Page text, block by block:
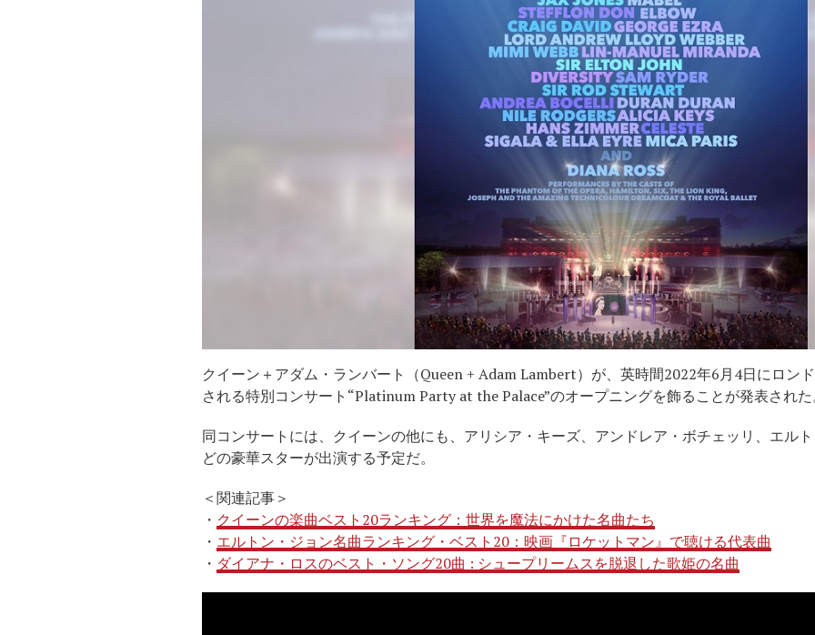
クイーン＋アダム・ランバート（Queen + Adam Lambert）が、英時間2022年6月4日にロン
される特別コンサート“Platinum Party at the Palace”のオープニングを飾ることが発表された
同コンサートには、クイーンの他にも、アリシア・キーズ、アンドレア・ボチェッリ、エル
どの豪華スターが出演する予定だ。
＜関連記事＞
・ クイーンの楽曲ベスト20ランキング：世界を魔法にかけた名曲たち
・ エルトン・ジョン名曲ランキング・ベスト20：映画『ロケットマン』で聴ける代表曲
・ ダイアナ・ロスのベスト・ソング20曲 : シュープリームスを脱退した歌姫の名曲